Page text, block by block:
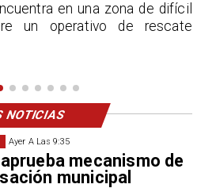
Ayer A Las 9:35
mecanismo de
municipal
en una zona de difícil
un operativo de rescate
NOTICIAS